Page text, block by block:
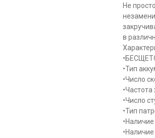
Не
в
•Тип
•Число
•Число
•Тип